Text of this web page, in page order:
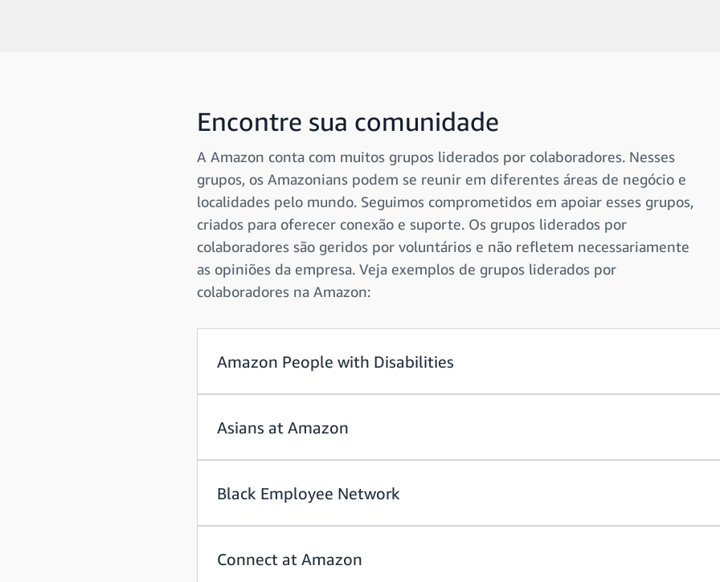
Encontre sua comunidade
A Amazon conta com muitos grupos liderados por colaboradores. Nesses
grupos, os Amazonians podem se reunir em diferentes áreas de negócio e
localidades pelo mundo. Seguimos comprometidos em apoiar esses grupos,
criados para oferecer conexão e suporte. Os grupos liderados por
colaboradores são geridos por voluntários e não refletem necessariamente
as opiniões da empresa. Veja exemplos de grupos liderados por
colaboradores na Amazon:
Amazon People with Disabilities
Asians at Amazon
Black Employee Network
Connect at Amazon